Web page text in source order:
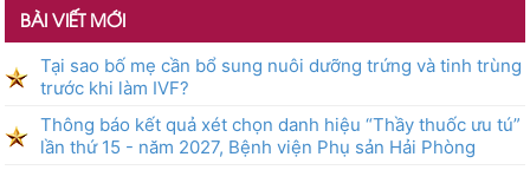
BÀI VIẾT MỚI
Tại sao bố mẹ cần bổ sung nuôi dưỡng trứng và tinh trùng
trước khi làm IVF?
Thông báo kết quả xét chọn danh hiệu “Thầy thuốc ưu tú”
lần thứ 15 - năm 2027, Bệnh viện Phụ sản Hải Phòng